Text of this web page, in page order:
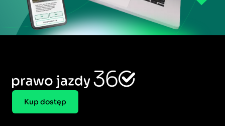
Kup dostęp